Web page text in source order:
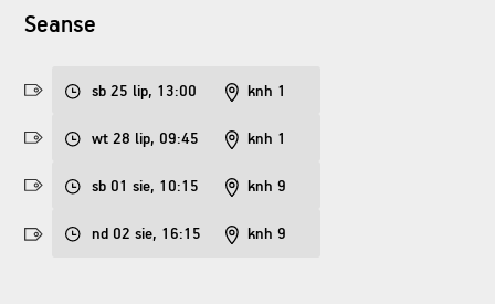
Seanse
sb 25 lip, 13:00 knh 1
wt 28 lip, 09:45 knh 1
sb 01 sie, 10:15 knh 9
nd 02 sie, 16:15 knh 9